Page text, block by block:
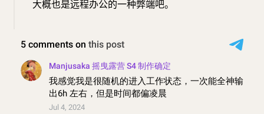
大概也是远程办公的一种弊端吧。